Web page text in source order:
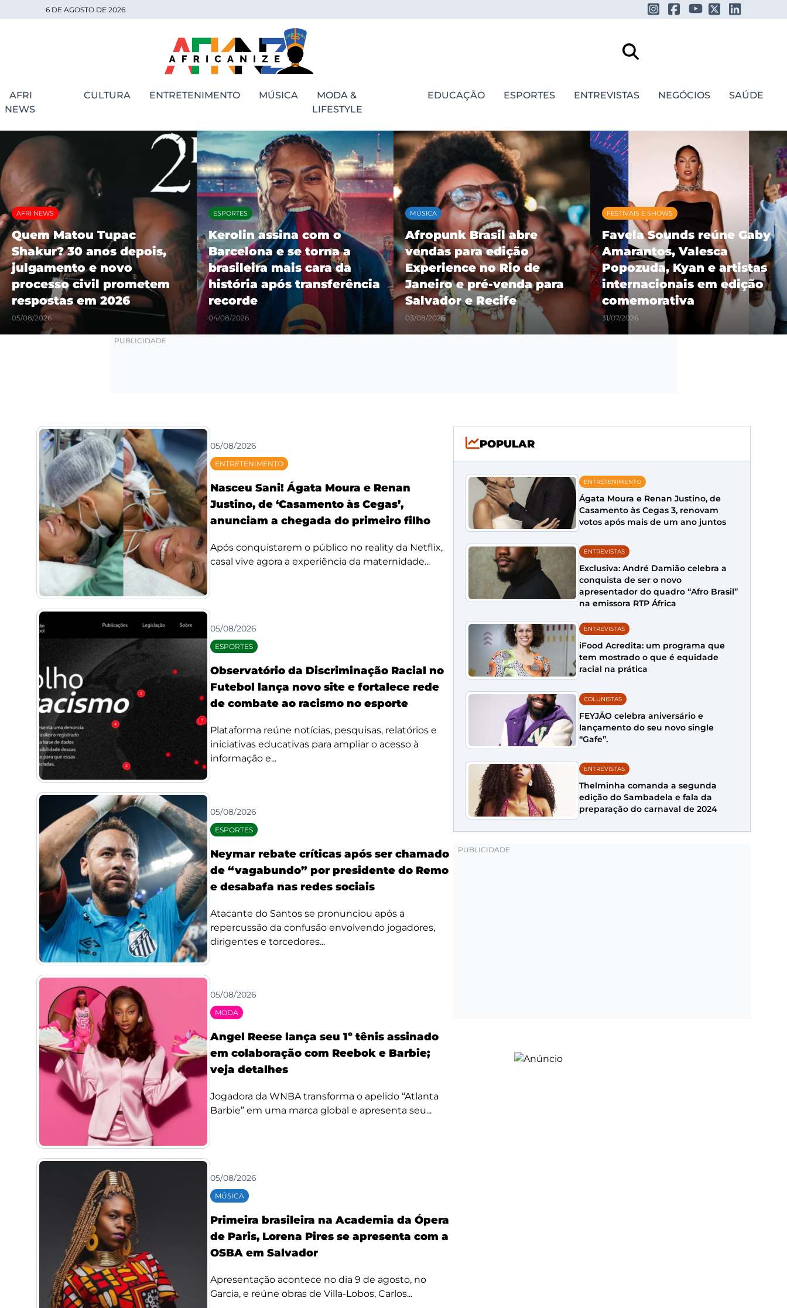
6 DE AGOSTO DE 2026
AFRI
NEWS
CULTURA ENTRETENIMENTO MÚSICA
MODA &
LIFESTYLE
EDUCAÇÃO ESPORTES ENTREVISTAS NEGÓCIOS SAÚDE
AFRI NEWS
Quem Matou Tupac
Shakur? 30 anos depois,
julgamento e novo
processo civil prometem
respostas em 2026
05/08/2026
ESPORTES
Kerolin assina com o
Barcelona e se torna a
brasileira mais cara da
história após transferência
recorde
04/08/2026
MÚSICA
Afropunk Brasil abre
vendas para edição
Experience no Rio de
Janeiro e pré-venda para
Salvador e Recife
03/08/2026
FESTIVAIS E SHOWS
Favela Sounds reúne Gaby
Amarantos, Valesca
Popozuda, Kyan e artistas
internacionais em edição
comemorativa
31/07/2026
05/08/2026
ENTRETENIMENTO
Nasceu Sani! Ágata Moura e Renan
Justino, de ‘Casamento às Cegas’,
anunciam a chegada do primeiro filho
Após conquistarem o público no reality da Netflix,
casal vive agora a experiência da maternidade...
05/08/2026
ESPORTES
Observatório da Discriminação Racial no
Futebol lança novo site e fortalece rede
de combate ao racismo no esporte
Plataforma reúne notícias, pesquisas, relatórios e
iniciativas educativas para ampliar o acesso à
informação e...
05/08/2026
ESPORTES
Neymar rebate críticas após ser chamado
de “vagabundo” por presidente do Remo
e desabafa nas redes sociais
Atacante do Santos se pronunciou após a
repercussão da confusão envolvendo jogadores,
dirigentes e torcedores...
05/08/2026
MODA
Angel Reese lança seu 1º tênis assinado
em colaboração com Reebok e Barbie;
veja detalhes
Jogadora da WNBA transforma o apelido “Atlanta
Barbie” em uma marca global e apresenta seu...
05/08/2026
MÚSICA
Primeira brasileira na Academia da Ópera
de Paris, Lorena Pires se apresenta com a
OSBA em Salvador
Apresentação acontece no dia 9 de agosto, no
Garcia, e reúne obras de Villa-Lobos, Carlos...
POPULAR
ENTRETENIMENTO
Ágata Moura e Renan Justino, de
Casamento às Cegas 3, renovam
votos após mais de um ano juntos
ENTREVISTAS
Exclusiva: André Damião celebra a
conquista de ser o novo
apresentador do quadro “Afro Brasil”
na emissora RTP África
ENTREVISTAS
iFood Acredita: um programa que
tem mostrado o que é equidade
racial na prática
COLUNISTAS
FEYJÃO celebra aniversário e
lançamento do seu novo single
“Gafe”.
ENTREVISTAS
Thelminha comanda a segunda
edição do Sambadela e fala da
preparação do carnaval de 2024